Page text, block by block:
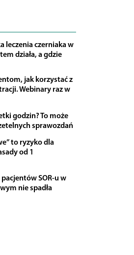
leczenia czerniaka w
działa, a gdzie
jak korzystać z
Webinary raz w
godzin? To może
sprawozdań
to ryzyko dla
od 1
SOR-u w
nie spadła